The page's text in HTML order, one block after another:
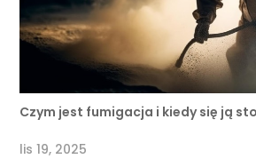
Czym jest fumigacja i kiedy się ją
lis 19, 2025